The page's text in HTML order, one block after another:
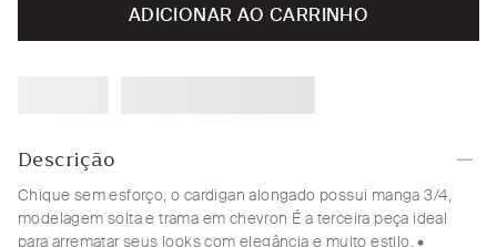
ADICIONAR AO CARRINHO
Descrição
Chique sem esforço, o cardigan alongado possui manga 3/4,
modelagem solta e trama em chevron É a terceira peça ideal
para arrematar seus looks com elegância e muito estilo.•